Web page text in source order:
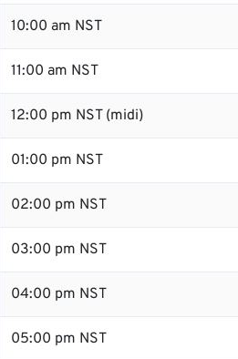
10:00 am NST
11:00 am NST
12:00 pm NST (midi)
01:00 pm NST
02:00 pm NST
03:00 pm NST
04:00 pm NST
05:00 pm NST